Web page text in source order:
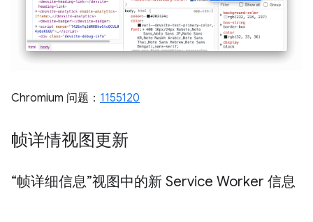
Chromium 问题： 1155120
帧详情视图更新
“帧详细信息”视图中的新 Service Worker 信息